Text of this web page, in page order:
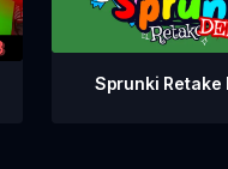
Sprunki Retake